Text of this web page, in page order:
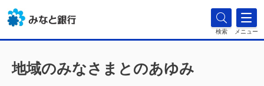
検索 メニュー
地域のみなさまとのあゆみ